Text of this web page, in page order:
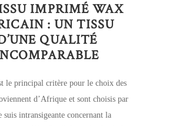
IMPRIMÉ WAX
: UN TISSU
QUALITÉ
le principal critère pour le choix des
d’Afrique et sont choisis par
suis intransigeante concernant la